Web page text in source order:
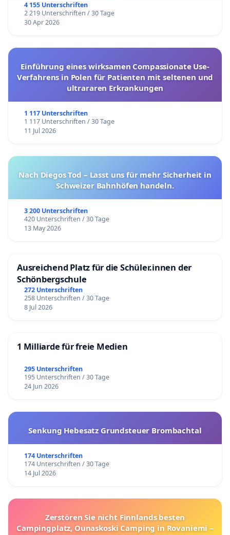
4 155 Unterschriften
2 219 Unterschriften / 30 Tage
30 Apr 2026
Einführung eines wirksamen Compassionate Use-
Verfahrens in Polen für Patienten mit seltenen und
ultrararen Erkrankungen
1 117 Unterschriften
1 117 Unterschriften / 30 Tage
11 Jul 2026
Nach Diegos Tod – Lasst uns für mehr Sicherheit in
Schweizer Bahnhöfen handeln.
3 200 Unterschriften
420 Unterschriften / 30 Tage
13 May 2026
Ausreichend Platz für die Schüler.innen der
Schönbergschule
272 Unterschriften
258 Unterschriften / 30 Tage
8 Jul 2026
1 Milliarde für freie Medien
295 Unterschriften
195 Unterschriften / 30 Tage
24 Jun 2026
Senkung Hebesatz Grundsteuer Brombachtal
174 Unterschriften
174 Unterschriften / 30 Tage
14 Jul 2026
Zerstören Sie nicht Finnlands besten
Campingplatz, Ounaskoski Camping in Rovaniemi –